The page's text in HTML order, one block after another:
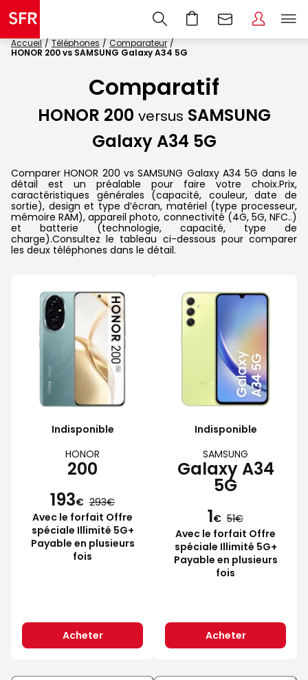
Accueil Téléphones
Comparateur
HONOR 200 vs SAMSUNG Galaxy A34 5G
Comparatif
HONOR 200 versus SAMSUNG
Galaxy A34 5G
Comparer HONOR 200 vs SAMSUNG Galaxy A34 5G dans le
détail est un préalable pour faire votre choix.Prix,
caractéristiques générales (capacité, couleur, date de
sortie), design et type d’écran, matériel (type processeur,
mémoire RAM), appareil photo, connectivité (4G, 5G, NFC..)
et batterie (technologie, capacité, type de
charge).Consultez le tableau ci-dessous pour comparer
les deux téléphones dans le détail.
Indisponible
HONOR
200
193€ 293
Avec le forfait Offre
spéciale Illimité 5G+
Payable en plusieurs
fois
Acheter
Indisponible
SAMSUNG
Galaxy A34
5G
1€ 51
Avec le forfait Offre
spéciale Illimité 5G+
Payable en plusieurs
fois
Acheter